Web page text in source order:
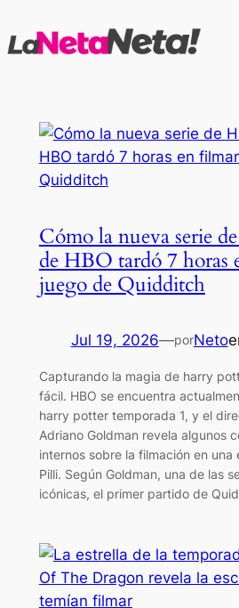
al
Cómo la nueva serie
de HBO tardó 7 horas
juego de Quidditch
Jul 19, 2026—porNeto
Capturando la magia de harry
fácil. HBO se encuentra
harry potter temporada 1, y el
Adriano Goldman revela algunos
internos sobre la filmación en
Pilli. Según Goldman, una de las
icónicas, el primer partido de